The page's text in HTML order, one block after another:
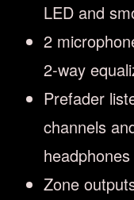
LED and
2
2-way
Prefader
channels
Zone